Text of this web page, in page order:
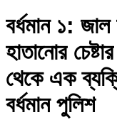
বর্ধমান ১:
হাতানোর
থেকে এক
বর্ধমান পুলিশ